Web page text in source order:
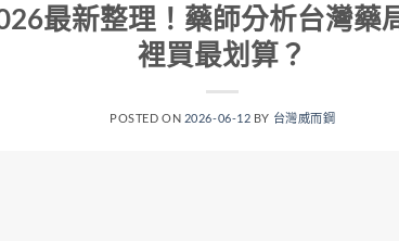
最新整理！藥師分析台灣藥
裡買最划算？
POSTED ON 2026-06-12 BY 台灣威而鋼